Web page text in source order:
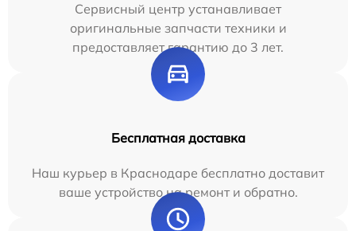
Сервисный центр устанавливает
оригинальные запчасти техники и
предоставляет гарантию до 3 лет.
Бесплатная доставка
Наш курьер в Краснодаре бесплатно доставит
ваше устройство на ремонт и обратно.